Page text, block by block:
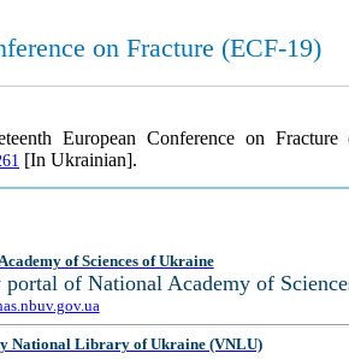
on Fracture (ECF-19)
European Conference on Fracture
[In Ukrainian].
of Sciences of Ukraine
of National Academy of
National Library of Ukraine (VNLU)